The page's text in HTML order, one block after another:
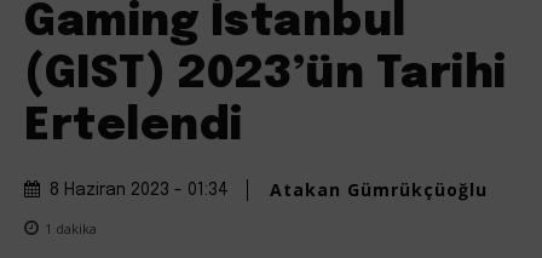
Gaming İstanbul
(GIST) 2023’ün Tarihi
Ertelendi
8 Haziran 2023 - 01:34 Atakan Gümrükçüoğlu
1 dakika